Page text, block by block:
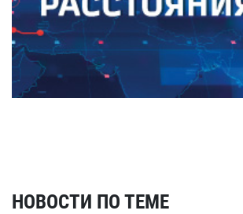
НОВОСТИ ПО ТЕМЕ